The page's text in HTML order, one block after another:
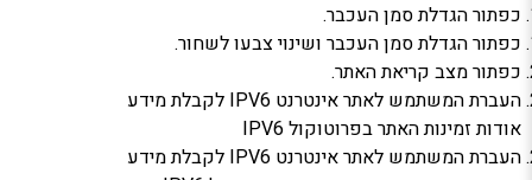
כפתור הגדלת סמן העכבר.
כפתור הגדלת סמן העכבר ושינוי צבעו לשחור.
כפתור מצב קריאת האתר.
העברת המשתמש לאתר אינטרנט IPV6 לקבלת מידע
אודות זמינות האתר בפרוטוקול IPV6
העברת המשתמש לאתר אינטרנט IPV6 לקבלת מידע